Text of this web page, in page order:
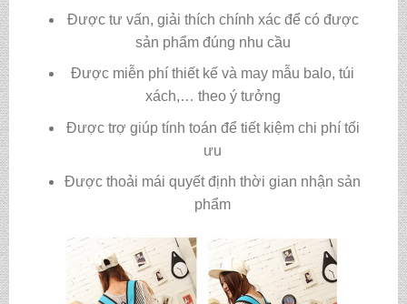
Được tư vấn, giải thích chính xác để có được
sản phẩm đúng nhu cầu
Được miễn phí thiết kế và may mẫu balo, túi
xách,… theo ý tưởng
Được trợ giúp tính toán để tiết kiệm chi phí tối
ưu
Được thoải mái quyết định thời gian nhận sản
phẩm